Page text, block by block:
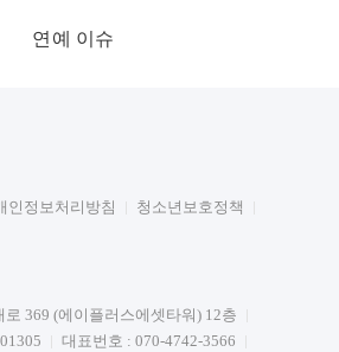
연예 이슈
인정보처리방침
청소년보호정책
369 (에이플러스에셋타워) 12층
대표번호 : 070-4742-3566